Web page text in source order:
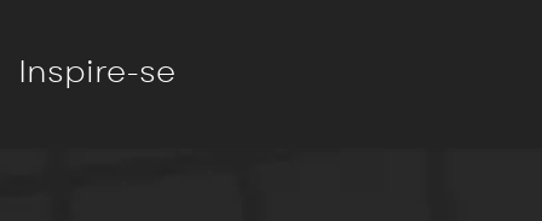
Inspire-se